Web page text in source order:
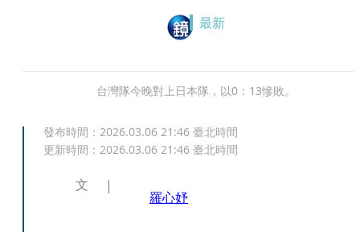
最新
台灣隊今晚對上日本隊，以0：13慘敗。
發布時間： 2026.03.06 21:46 臺北時間
更新時間： 2026.03.06 21:46 臺北時間
文
羅心妤